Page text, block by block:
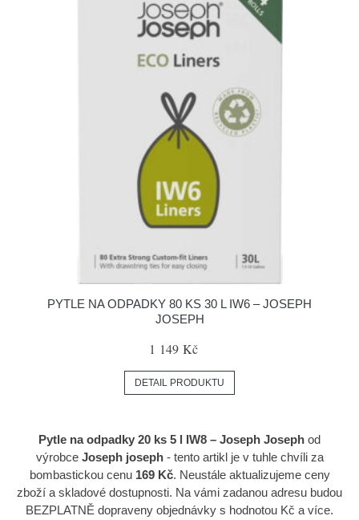
PYTLE NA ODPADKY 80 KS 30 L IW6 – JOSEPH
JOSEPH
1 149 Kč
DETAIL PRODUKTU
Pytle na odpadky 20 ks 5 l IW8 – Joseph Joseph od
výrobce Joseph joseph- tento artikl je v tuhle chvíli za
bombastickou cenu 169 Kč. Neustále aktualizujeme ceny
zboží a skladové dostupnosti. Na vámi zadanou adresu budou
BEZPLATNĚ dopraveny objednávky s hodnotou Kč a více.